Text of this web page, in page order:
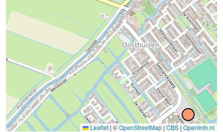
Leaflet | ©OpenStreetMap | CBS | OpenInfo.nl